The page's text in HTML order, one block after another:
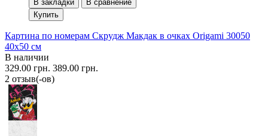
В закладки
В сравнение
Купить
Картина по номерам Скрудж Макдак в очках Origami 30050
40x50 см
В наличии
329.00 грн. 389.00 грн.
2 отзыв(-ов)